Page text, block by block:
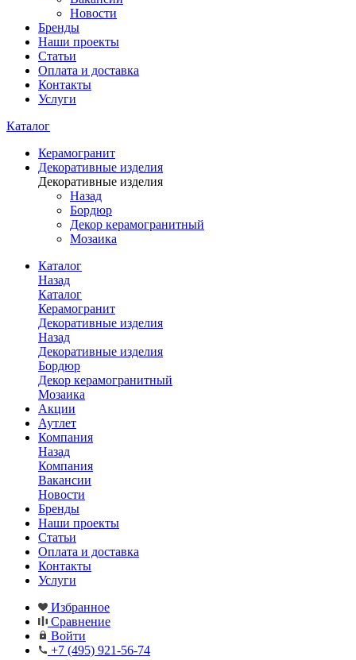
Новости
Бренды
Наши проекты
Статьи
Оплата и доставка
Контакты
Услуги
Каталог
Керамогранит
Декоративные изделия
Декоративные изделия
Назад
Бордюр
Декор керамогранитный
Мозаика
Каталог
Назад
Каталог
Керамогранит
Декоративные изделия
Назад
Декоративные изделия
Бордюр
Декор керамогранитный
Мозаика
Акции
Аутлет
Компания
Назад
Компания
Вакансии
Новости
Бренды
Наши проекты
Статьи
Оплата и доставка
Контакты
Услуги
Избранное
Сравнение
Войти
+7 (495) 921-56-74